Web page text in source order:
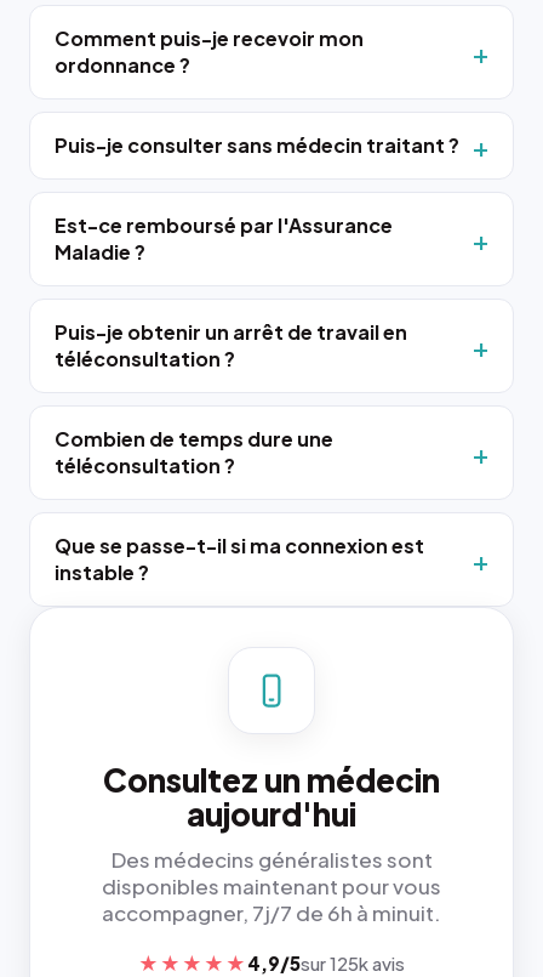
Comment puis-je recevoir mon
ordonnance ?
Puis-je consulter sans médecin traitant ?
Est-ce remboursé par l'Assurance
Maladie ?
Puis-je obtenir un arrêt de travail en
téléconsultation ?
Combien de temps dure une
téléconsultation ?
Que se passe-t-il si ma connexion est
instable ?
Consultez un médecin
aujourd'hui
Des médecins généralistes sont
disponibles maintenant pour vous
accompagner, 7j/7 de 6h à minuit.
★★★★★ 4,9/5sur 125k avis